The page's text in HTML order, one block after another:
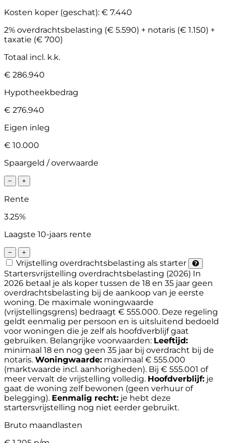
Kosten koper (geschat): € 7.440
2% overdrachtsbelasting (€ 5.590) + notaris (€ 1.150) +
taxatie (€ 700)
Totaal incl. k.k.
€ 286.940
Hypotheekbedrag
€ 276.940
Eigen inleg
€ 10.000
Spaargeld / overwaarde
− +
Rente
3.25%
Laagste 10-jaars rente
− +
Vrijstelling overdrachtsbelasting als starter
Startersvrijstelling overdrachtsbelasting (2026) In
2026 betaal je als koper tussen de 18 en 35 jaar geen
overdrachtsbelasting bij de aankoop van je eerste
woning. De maximale woningwaarde
(vrijstellingsgrens) bedraagt € 555.000. Deze regeling
geldt eenmalig per persoon en is uitsluitend bedoeld
voor woningen die je zelf als hoofdverblijf gaat
gebruiken. Belangrijke voorwaarden: Leeftijd:
minimaal 18 en nog geen 35 jaar bij overdracht bij de
notaris. Woningwaarde: maximaal € 555.000
(marktwaarde incl. aanhorigheden). Bij € 555.001 of
meer vervalt de vrijstelling volledig. Hoofdverblijf: je
gaat de woning zelf bewonen (geen verhuur of
belegging). Eenmalig recht: je hebt deze
startersvrijstelling nog niet eerder gebruikt.
Bruto maandlasten